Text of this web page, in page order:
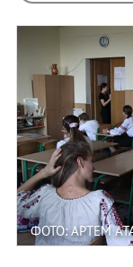
ФОТО: АРТЕМ